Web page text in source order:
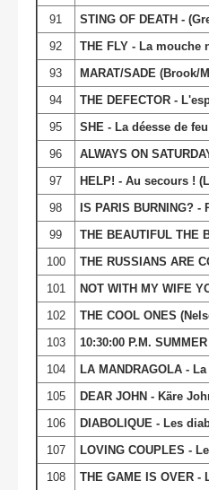
91
STING OF DEATH -
92
THE FLY - La mouche
93
MARAT/SADE (Brook/
94
THE DEFECTOR -
95
SHE - La déesse de
96
ALWAYS ON
97
HELP! - Au secours !
98
IS PARIS BURNING?
99
THE BEAUTIFUL THE
100
THE RUSSIANS ARE
101
NOT WITH MY WIFE
102
THE COOL ONES
103
10:30:00 P.M.
104
LA MANDRAGOLA -
105
DEAR JOHN - Käre
106
DIABOLIQUE - Les
107
LOVING COUPLES -
108
THE GAME IS OVER -